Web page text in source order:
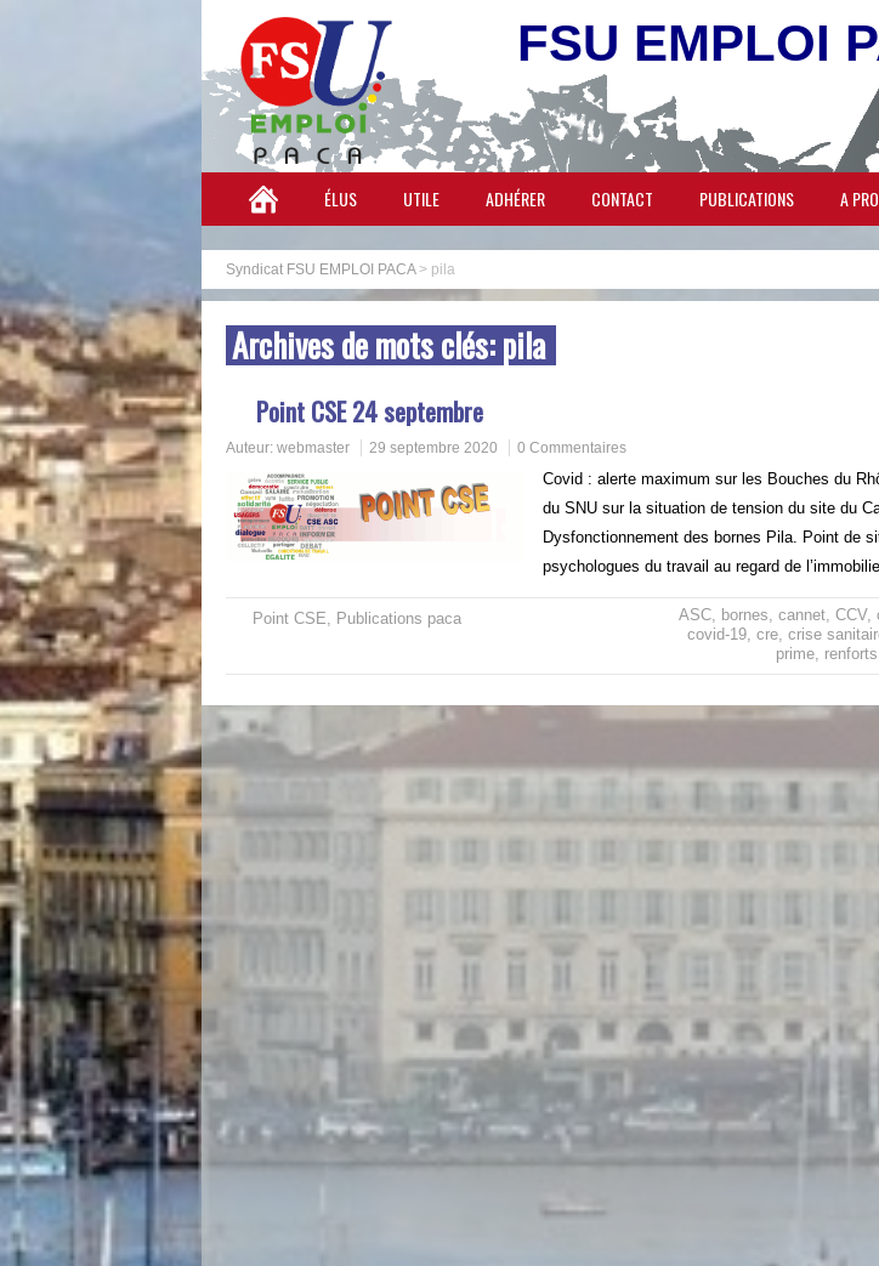
FSU EMPLOI
ÉLUS UTILE ADHÉRER CONTACT PUBLICATIONS A
Syndicat FSU EMPLOI PACA> pila
Archives de mots clés:pila
Point CSE 24 septembre
Auteur: webmaster 29 septembre 2020 0 Commentaires
Covid : alerte maximum sur les Bouches du
du SNU sur la situation de tension du site du
Dysfonctionnement des bornes Pila. Point de
psychologues du travail au regard de
Point CSE, Publications paca ASC, bornes, cannet, CCV,
covid-19, cre, crise
prime, renforts